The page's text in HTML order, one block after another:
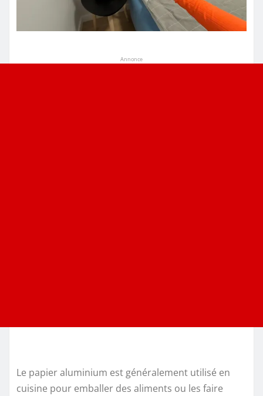
Annonce
Le papier aluminium est généralement utilisé en
cuisine pour emballer des aliments ou les faire